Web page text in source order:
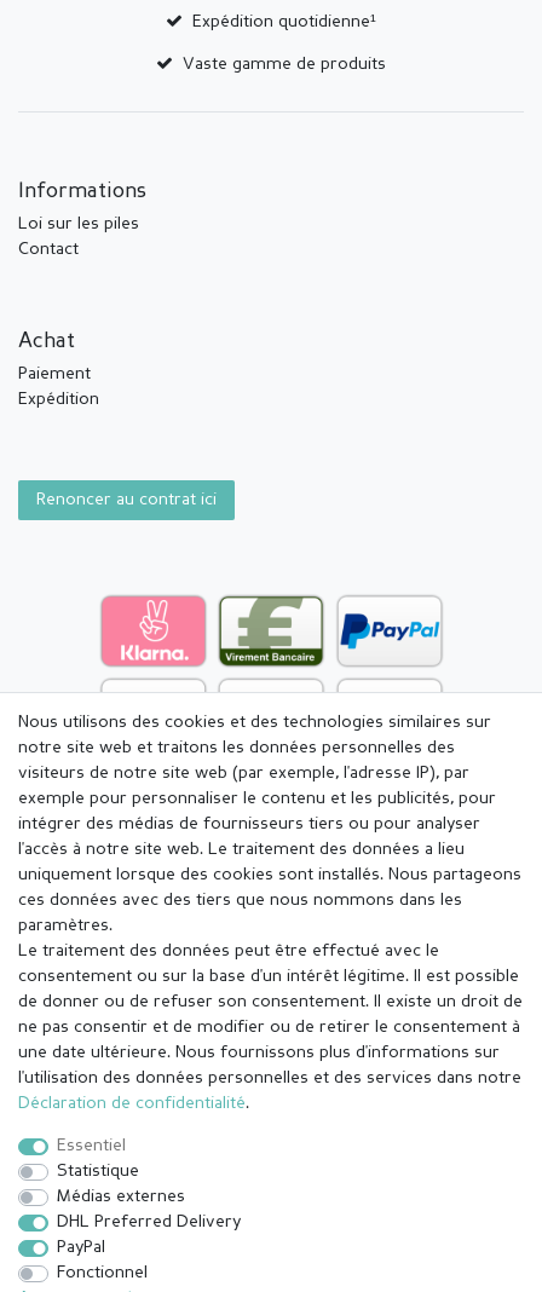
Expédition quotidienne¹
Vaste gamme de produits
Informations
Loi sur les piles
Contact
Achat
Paiement
Expédition
Renoncer au contrat ici
Mentions légales Déclaration de confidentialité
Rétracter le contrat ici
Nous utilisons des cookies et des technologies similaires sur
notre site web et traitons les données personnelles des
visiteurs de notre site web (par exemple, l'adresse IP), par
exemple pour personnaliser le contenu et les publicités, pour
intégrer des médias de fournisseurs tiers ou pour analyser
l'accès à notre site web. Le traitement des données a lieu
uniquement lorsque des cookies sont installés. Nous partageons
ces données avec des tiers que nous nommons dans les
paramètres.
Le traitement des données peut être effectué avec le
consentement ou sur la base d'un intérêt légitime. Il est possible
de donner ou de refuser son consentement. Il existe un droit de
ne pas consentir et de modifier ou de retirer le consentement à
une date ultérieure. Nous fournissons plus d'informations sur
l'utilisation des données personnelles et des services dans notre
Déclaration de confidentialité.
Essentiel
Statistique
Médias externes
DHL Preferred Delivery
PayPal
Fonctionnel